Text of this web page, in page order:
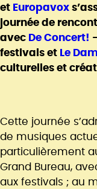
et Europavox
journée de
avec De Concert!
festivals et Le
culturelles et
Cette journée
de musiques
particulièrement
Grand Bureau,
aux festivals ; au